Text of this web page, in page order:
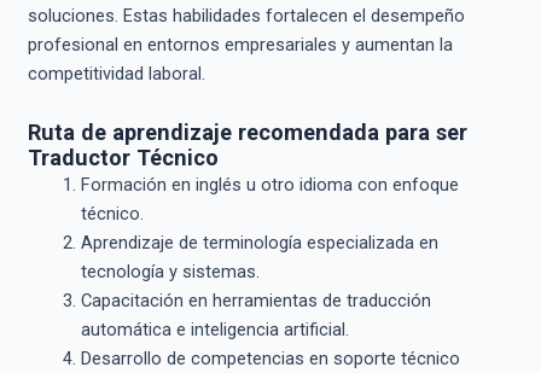
soluciones. Estas habilidades fortalecen el desempeño
profesional en entornos empresariales y aumentan la
competitividad laboral.
Ruta de aprendizaje recomendada para ser
Traductor Técnico
Formación en inglés u otro idioma con enfoque
técnico.
Aprendizaje de terminología especializada en
tecnología y sistemas.
Capacitación en herramientas de traducción
automática e inteligencia artificial.
Desarrollo de competencias en soporte técnico